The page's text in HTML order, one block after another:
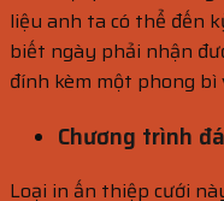
liệu anh ta có thể đến
biết ngày phải nhận
đính kèm một phong bì
Chương trình
Loại in ấn thiệp cưới